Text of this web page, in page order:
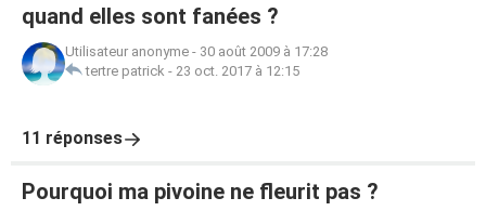
quand elles sont fanées ?
Utilisateur anonyme - 30 août 2009 à 17:28
tertre patrick - 23 oct. 2017 à 12:15
11 réponses
Pourquoi ma pivoine ne fleurit pas ?